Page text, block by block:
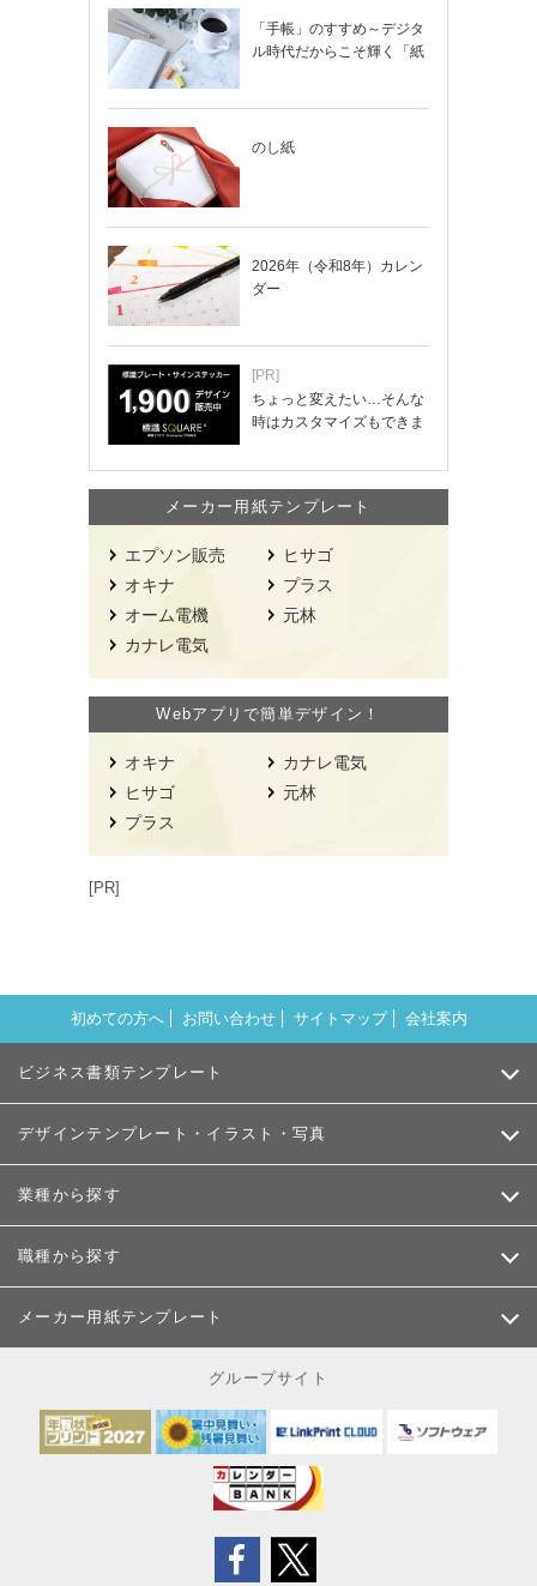
「手帳」のすすめ～デジタ
ル時代だからこそ輝く「紙
のし紙
2026年（令和8年）カレン
ダー
[PR]
ちょっと変えたい…そんな
時はカスタマイズもできま
メーカー用紙テンプレート
エプソン販売
オキナ
オーム電機
カナレ電気
ヒサゴ
プラス
元林
Webアプリで簡単デザイン！
オキナ
ヒサゴ
プラス
カナレ電気
元林
[PR]
初めての方へ お問い合わせ サイトマップ 会社案内
ビジネス書類テンプレート
デザインテンプレート・イラスト・写真
業種から探す
職種から探す
メーカー用紙テンプレート
グループサイト